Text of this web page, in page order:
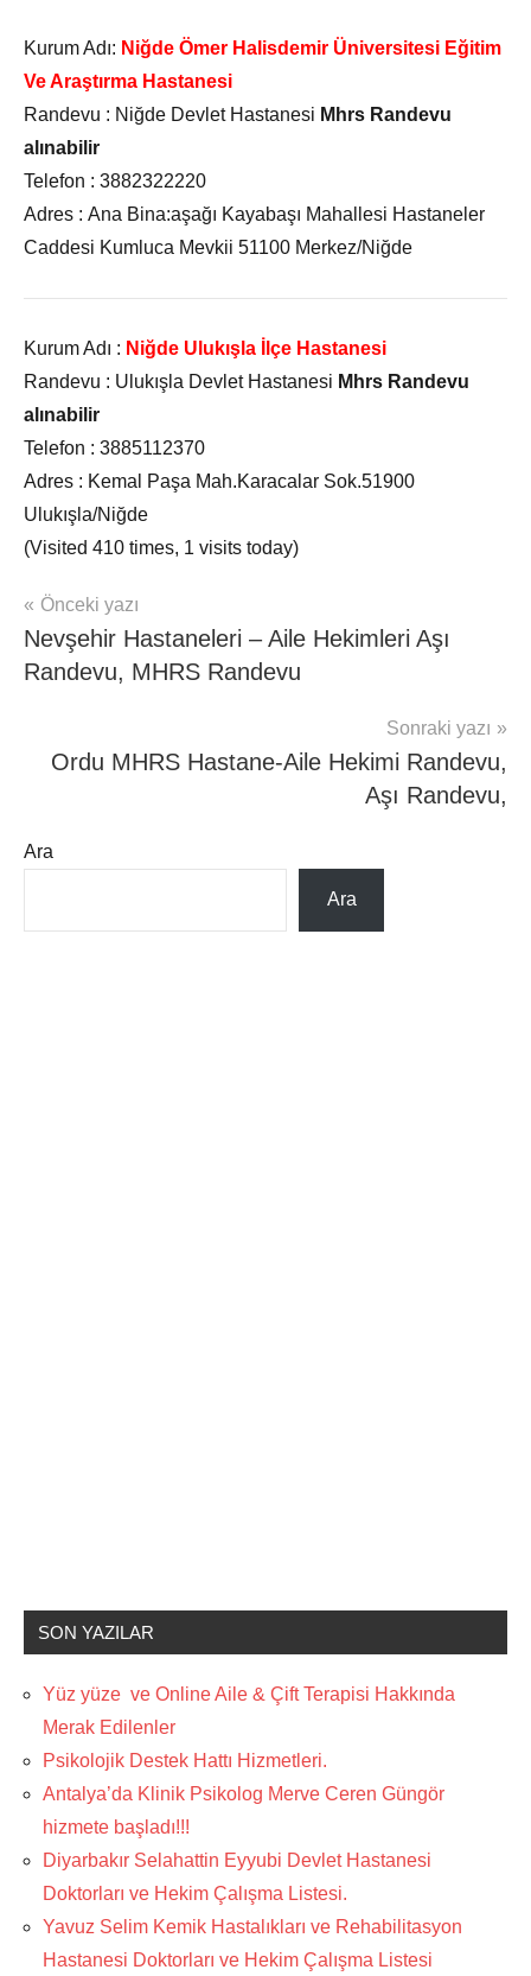
Kurum Adı: Niğde Ömer Halisdemir Üniversitesi Eğitim
Ve Araştırma Hastanesi
Randevu : Niğde Devlet Hastanesi Mhrs Randevu
alınabilir
Telefon : 3882322220
Adres : Ana Bina:aşağı Kayabaşı Mahallesi Hastaneler
Caddesi Kumluca Mevkii 51100 Merkez/Niğde
Kurum Adı : Niğde Ulukışla İlçe Hastanesi
Randevu : Ulukışla Devlet Hastanesi Mhrs Randevu
alınabilir
Telefon : 3885112370
Adres : Kemal Paşa Mah.Karacalar Sok.51900
Ulukışla/Niğde
(Visited 410 times, 1 visits today)
Şununla
etiketlenmiş:
niğde
mhrs
Mhrs
İller
Yazı
gezinmesi
Önceki yazı
Nevşehir Hastaneleri – Aile Hekimleri Aşı
Randevu, MHRS Randevu
Sonraki yazı
Ordu MHRS Hastane-Aile Hekimi Randevu,
Aşı Randevu,
Ara
Ara
SON YAZILAR
Yüz yüze ve Online Aile & Çift Terapisi Hakkında
Merak Edilenler
Psikolojik Destek Hattı Hizmetleri.
Antalya’da Klinik Psikolog Merve Ceren Güngör
hizmete başladı!!!
Diyarbakır Selahattin Eyyubi Devlet Hastanesi
Doktorları ve Hekim Çalışma Listesi.
Yavuz Selim Kemik Hastalıkları ve Rehabilitasyon
Hastanesi Doktorları ve Hekim Çalışma Listesi